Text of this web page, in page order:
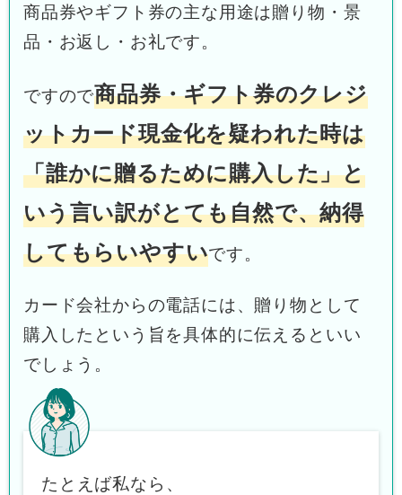
商品券やギフト券の主な用途は贈り物・景
品・お返し・お礼です。
ですので商品券・ギフト券のクレジ
ットカード現金化を疑われた時は
「誰かに贈るために購入した」と
いう言い訳がとても自然で、納得
してもらいやすいです。
カード会社からの電話には、贈り物として
購入したという旨を具体的に伝えるといい
でしょう。
たとえば私なら、